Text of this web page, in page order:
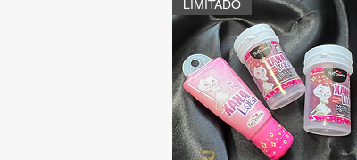
LIMITADO